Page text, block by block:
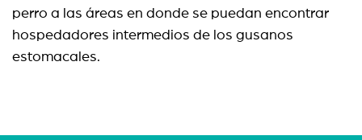
perro a las áreas en donde se puedan encontrar
hospedadores intermedios de los gusanos
estomacales.